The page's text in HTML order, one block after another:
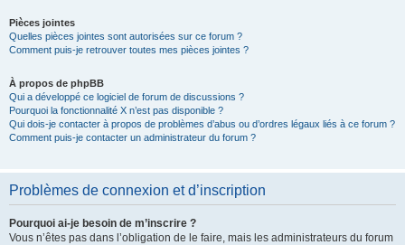
Pièces jointes
Quelles pièces jointes sont autorisées sur ce forum ?
Comment puis-je retrouver toutes mes pièces jointes ?
À propos de phpBB
Qui a développé ce logiciel de forum de discussions ?
Pourquoi la fonctionnalité X n’est pas disponible ?
Qui dois-je contacter à propos de problèmes d’abus ou d’ordres légaux liés à ce forum ?
Comment puis-je contacter un administrateur du forum ?
Problèmes de connexion et d’inscription
Pourquoi ai-je besoin de m’inscrire ?
Vous n’êtes pas dans l’obligation de le faire, mais les administrateurs du forum